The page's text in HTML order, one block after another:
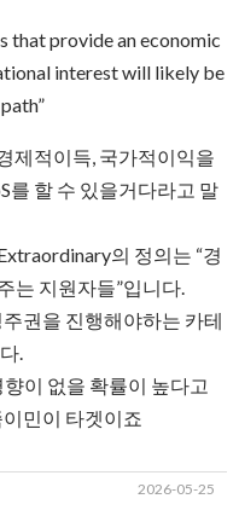
that provide an economic
interest will likely be
제적이득, 국가적이익을
를 할 수 있을거다라고 말
의 정의는 “경
는 지원자들”입니다.
권을 진행해야하는 카테
.
이 없을 확률이 높다고
민이 타겟이죠
2026-05-25